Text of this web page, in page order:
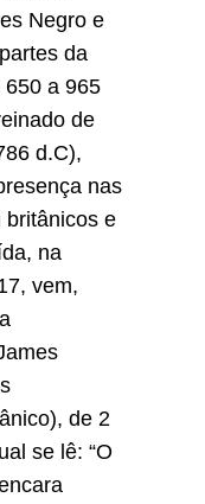
Negro e
da
a 965
de
d.C),
nas
britânicos e
na
vem,
de 2
se lê: “O